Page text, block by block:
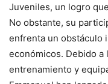
Juveniles, un logro
No obstante, su
enfrenta un obstáculo
económicos. Debido a
entrenamiento y